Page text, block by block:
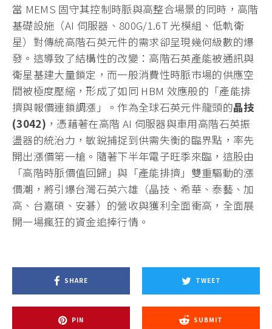
當 MEMS 固守其控制時脈與高整合場景的同時，高階
基礎設施（AI 伺服器、800G/1.6T 光模組、低軌衛
星）對傳統高階石英元件的需求卻呈現幾何級數的爆
發。這導致了結構性的改變：高階石英產能被通訊與
衛星基建大量鎖定，而一般消費性時脈市場的供應空
間被極度壓縮，形成了如同 HBM 效應般的「產能排
擠與報價連鎖調漲」。作為全球石英元件龍頭的晶技
(3042) ，憑藉著在高階 AI 伺服器與車用高階石英振
盪器的統治力，敏銳捕捉到供需失衡的臨界點，率先
開出漲價第一槍。隨著下半年電子旺季來臨，這股由
「高階時脈價值回歸」與「產能排擠」雙重驅動的漲
價潮，將引爆台灣石英六雄（晶技、希華、泰藝、加
高、台嘉碩、安碁）的營收與獲利全面衝高，全面展
開一場瘋狂的資金追捧行情。
SHARE TWEET
PIN SUBMIT